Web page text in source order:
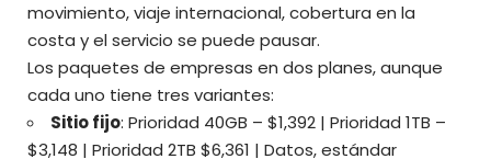
movimiento, viaje internacional, cobertura en la
costa y el servicio se puede pausar.
Los paquetes de empresas en dos planes, aunque
cada uno tiene tres variantes:
Sitio fijo: Prioridad 40GB – $1,392 | Prioridad 1TB –
$3,148 | Prioridad 2TB $6,361 | Datos, estándar